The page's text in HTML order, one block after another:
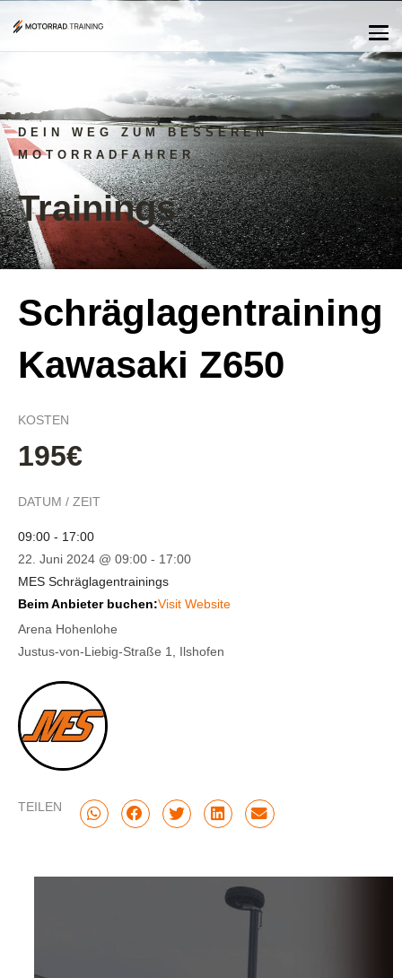
DEIN WEG ZUM BESSEREN
MOTORRADFAHRER
Trainings
Schräglagentraining
Kawasaki Z650
KOSTEN
195€
DATUM / ZEIT
09:00 - 17:00
22. Juni 2024 @ 09:00 - 17:00
MES Schräglagentrainings
Beim Anbieter buchen:Visit Website
Arena Hohenlohe
Justus-von-Liebig-Straße 1, Ilshofen
TEILEN